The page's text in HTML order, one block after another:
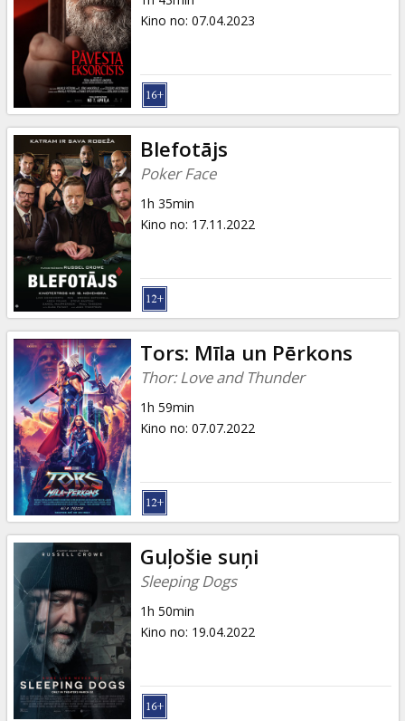
Kino no: 07.04.2023
Blefotājs
Poker Face
1h 35min
Kino no: 17.11.2022
Tors: Mīla un Pērkons
Thor: Love and Thunder
1h 59min
Kino no: 07.07.2022
Guļošie suņi
Sleeping Dogs
1h 50min
Kino no: 19.04.2022